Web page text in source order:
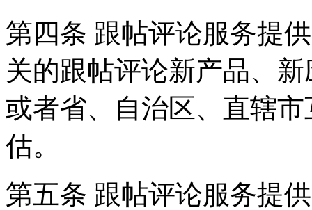
第四条 跟帖评论服务提
关的跟帖评论新产品、
或者省、自治区、直辖
估。
第五条 跟帖评论服务提